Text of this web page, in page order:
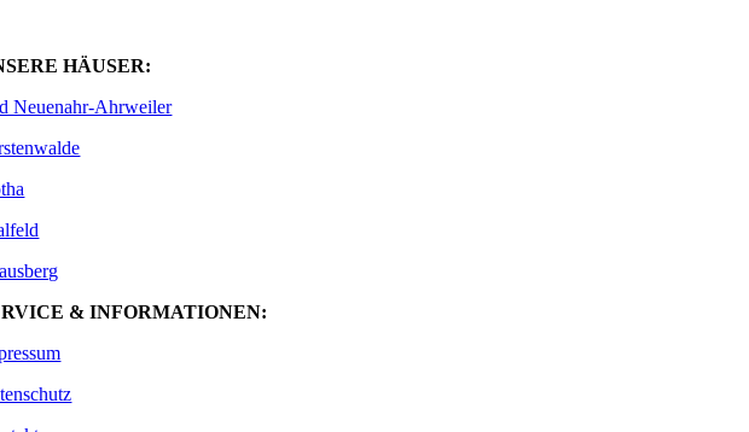
HÄUSER:
Neuenahr-Ahrweiler
& INFORMATIONEN: